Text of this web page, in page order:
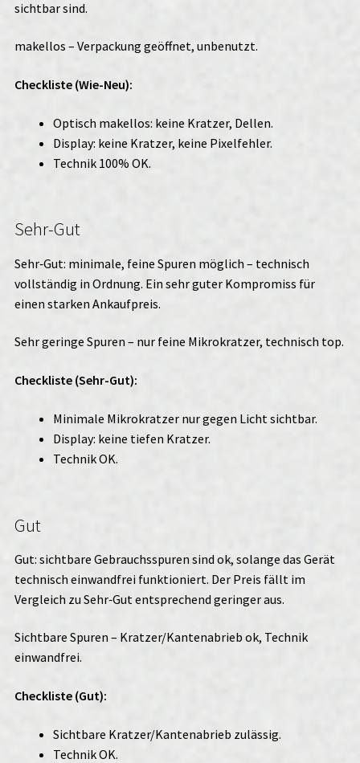
sichtbar sind.
makellos – Verpackung geöffnet, unbenutzt.
Checkliste (Wie-Neu):
Optisch makellos: keine Kratzer, Dellen.
Display: keine Kratzer, keine Pixelfehler.
Technik 100% OK.
Sehr-Gut
Sehr‑Gut: minimale, feine Spuren möglich – technisch
vollständig in Ordnung. Ein sehr guter Kompromiss für
einen starken Ankaufpreis.
Sehr geringe Spuren – nur feine Mikrokratzer, technisch top.
Checkliste (Sehr-Gut):
Minimale Mikrokratzer nur gegen Licht sichtbar.
Display: keine tiefen Kratzer.
Technik OK.
Gut
Gut: sichtbare Gebrauchsspuren sind ok, solange das Gerät
technisch einwandfrei funktioniert. Der Preis fällt im
Vergleich zu Sehr‑Gut entsprechend geringer aus.
Sichtbare Spuren – Kratzer/Kantenabrieb ok, Technik
einwandfrei.
Checkliste (Gut):
Sichtbare Kratzer/Kantenabrieb zulässig.
Technik OK.